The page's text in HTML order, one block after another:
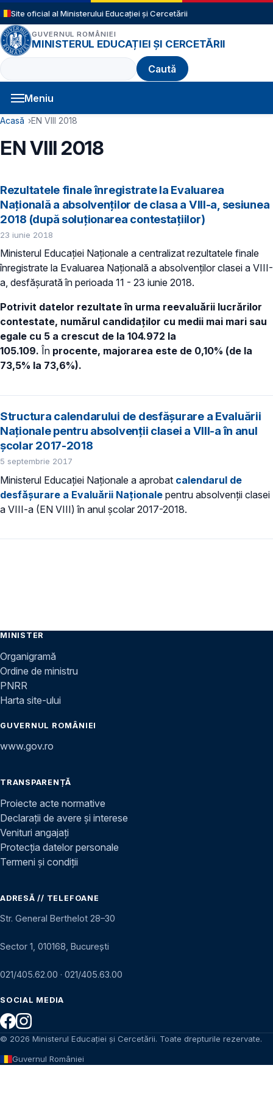
Sari la conținutul principal
Site oficial al Ministerului Educației și Cercetării
GUVERNUL ROMÂNIEI
MINISTERUL EDUCAȚIEI ȘI CERCETĂRII
Caută
Meniu
Navigație principală
Cale de navigare
Acasă EN VIII 2018
EN VIII 2018
Rezultatele finale înregistrate la Evaluarea
Naţională a absolvenţilor de clasa a VIII-a, sesiunea
2018 (după soluţionarea contestaţiilor)
23 iunie 2018
Ministerul Educaţiei Naţionale a centralizat rezultatele finale
înregistrate la Evaluarea Naţională a absolvenţilor clasei a VIII-
a, desfăşurată în perioada 11 - 23 iunie 2018.
Potrivit datelor rezultate în urma reevaluării lucrărilor
contestate, numărul candidaţilor cu medii mai mari sau
egale cu 5 a crescut de la 104.972 la
105.109. În procente, majorarea este de 0,10% (de la
73,5% la 73,6%).
Structura calendarului de desfăşurare a Evaluării
Naţionale pentru absolvenții clasei a VIII-a în anul
şcolar 2017-2018
5 septembrie 2017
Ministerul Educației Naționale a aprobat calendarul de
desfăşurare a Evaluării Naţionale pentru absolvenții clasei
a VIII-a (EN VIII) în anul şcolar 2017-2018.
MINISTER
Organigramă
Ordine de ministru
PNRR
Harta site-ului
GUVERNUL ROMÂNIEI
www.gov.ro
TRANSPARENȚĂ
Proiecte acte normative
Declarații de avere și interese
Venituri angajați
Protecția datelor personale
Termeni și condiții
ADRESĂ // TELEFOANE
Str. General Berthelot 28–30
Sector 1, 010168, București
021/405.62.00 · 021/405.63.00
SOCIAL MEDIA
© 2026 Ministerul Educației și Cercetării. Toate drepturile rezervate.
Guvernul României